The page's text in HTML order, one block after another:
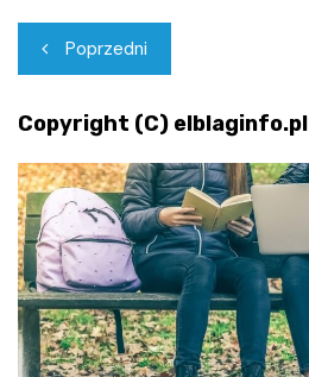
Nawigacja
wpisu
Poprzedni
Copyright (C) elblaginfo.pl